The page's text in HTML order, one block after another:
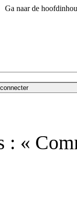
Ga naar de
«